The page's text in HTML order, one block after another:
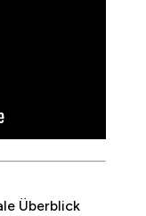
Überblick